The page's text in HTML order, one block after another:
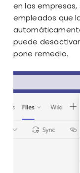
en las
empleados que
puede
pone remedio.